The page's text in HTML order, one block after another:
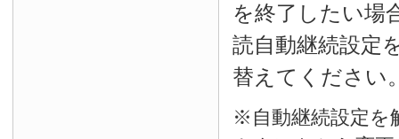
を終了したい場
読自動継続設定
替えてください
※自動継続設定を